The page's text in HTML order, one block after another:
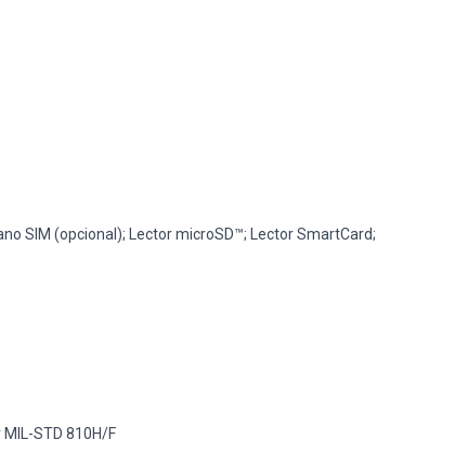
SIM (opcional); Lector microSD™; Lector SmartCard;
STD 810H/F